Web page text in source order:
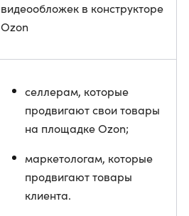
видеообложек в конструкторе
Ozon
селлерам, которые
продвигают свои товары
на площадке Ozon;
маркетологам, которые
продвигают товары
клиента.